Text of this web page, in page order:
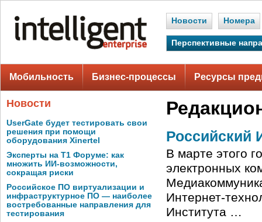
Новости Номера
Перспективные
Мобильность Бизнес-процессы Ресурсы
Новости
UserGate будет тестировать свои
решения при помощи
оборудования Xinertel
Эксперты на Т1 Форуме: как
множить ИИ-возможности,
сокращая риски
Российское ПО виртуализации и
инфраструктурное ПО — наиболее
востребованные направления для
тестирования
Российский
В марте этого
электронных
Интернет-
Института …